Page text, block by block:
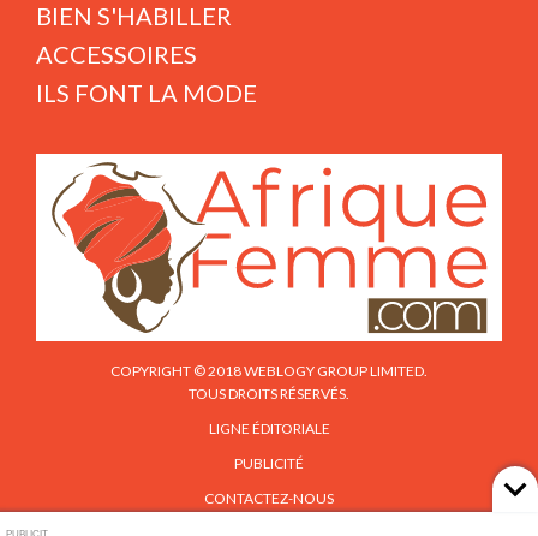
BIEN S'HABILLER
ACCESSOIRES
ILS FONT LA MODE
COPYRIGHT © 2018 WEBLOGY GROUP LIMITED.
TOUS DROITS RÉSERVÉS.
LIGNE ÉDITORIALE
PUBLICITÉ
CONTACTEZ-NOUS